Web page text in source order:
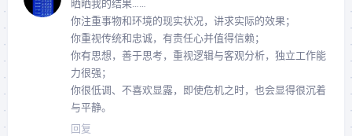
晒晒我的结果……
你注重事物和环境的现实状况，讲求实际的效果；
你重视传统和忠诚，有责任心并值得信赖；
你有思想，善于思考，重视逻辑与客观分析，独立工作能
力很强；
你很低调、不喜欢显露，即使危机之时，也会显得很沉着
与平静。
回复